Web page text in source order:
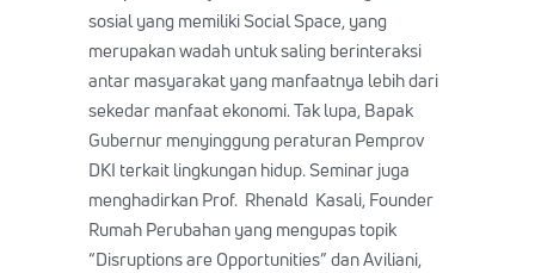
sosial yang memiliki Social Space, yang
merupakan wadah untuk saling berinteraksi
antar masyarakat yang manfaatnya lebih dari
sekedar manfaat ekonomi. Tak lupa, Bapak
Gubernur menyinggung peraturan Pemprov
DKI terkait lingkungan hidup. Seminar juga
menghadirkan Prof. Rhenald Kasali, Founder
Rumah Perubahan yang mengupas topik
“Disruptions are Opportunities” dan Aviliani,